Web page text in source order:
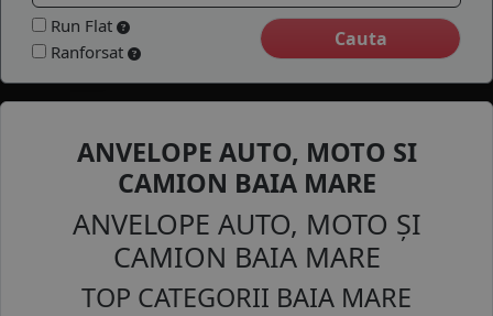
Run Flat
Ranforsat
ANVELOPE AUTO, MOTO SI
CAMION BAIA MARE
ANVELOPE AUTO, MOTO ȘI
CAMION BAIA MARE
TOP CATEGORII BAIA MARE